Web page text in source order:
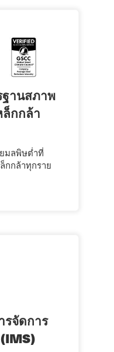
านสภาพ
กกล้า
มลพิษต่ำที่
กกล้าทุกราย
รจัดการ